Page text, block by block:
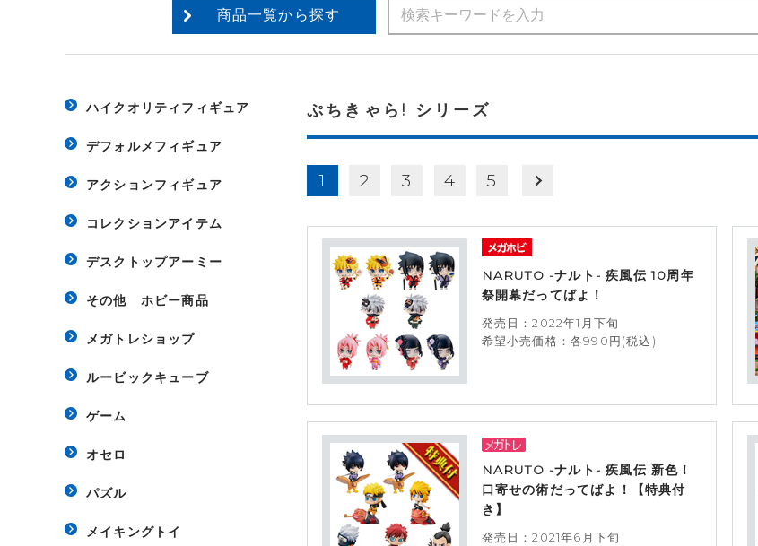
商品一覧から探す
ハイクオリティフィギュア
デフォルメフィギュア
アクションフィギュア
コレクションアイテム
デスクトップアーミー
その他 ホビー商品
メガトレショップ
ルービックキューブ
ゲーム
オセロ
パズル
メイキングトイ
ぷちきゃら! シリーズ
1 2 3 4 5
NARUTO -ナルト- 疾風伝 10周年
祭開幕だってばよ！
発売日：2022年1月下旬
希望小売価格：各990円(税込)
NARUTO -ナルト- 疾風伝 新色！
口寄せの術だってばよ！【特典付
き】
発売日：2021年6月下旬